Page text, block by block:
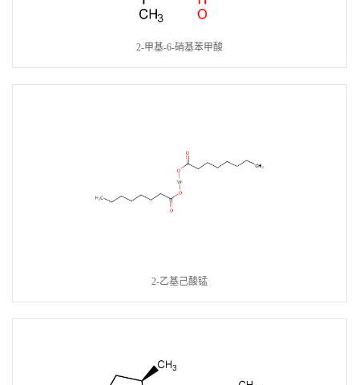
2-甲基-6-硝基苯甲酸
2-乙基己酸锰